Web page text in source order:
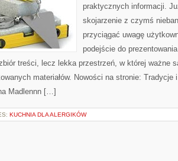
praktycznych informacji.
skojarzenie z czymś
przyciągać uwagę
podejście do
treści, lecz lekka przestrzeń, w której ważne
materiałów. Nowości na stronie: Tradycje
Madlennn […]
KUCHNIA DLA ALERGIKÓW